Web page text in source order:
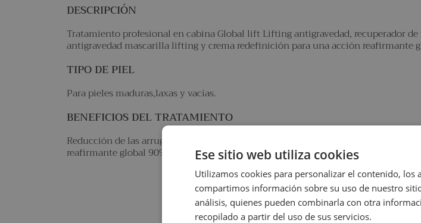
DESCRIPCIÓN
Tratamiento profesional en cabina Global lift Lifting antigravedad, recuperador
antigravedad mascarilla lifting y crema redefinición para una acción reafirmante
TIPO DE PIEL
Para pieles maduras,laxas y vacías.
BENEFICIOS DEL TRATAMIENTO
Reducción de las arrugas de flacidez. Doble mentón, contorno de ojos y arrugas
reafirmante global 90% Ese sitio web utiliza cookies
Utilizamos cookies para personalizar el contenido,
compartimos información sobre su uso de nuestro
análisis, quienes pueden combinarla con otra
recopilado a partir del uso de sus servicios.